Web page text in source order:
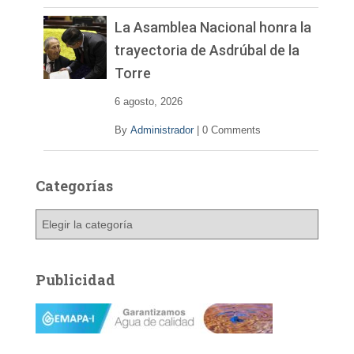
La Asamblea Nacional honra la
trayectoria de Asdrúbal de la
Torre
6 agosto, 2026
By Administrador 0 Comments
Categorías
g
o
Publicidad